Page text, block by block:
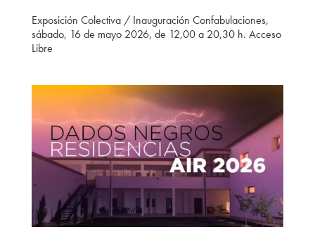
Exposición Colectiva / Inauguración Confabulaciones,
sábado, 16 de mayo 2026, de 12,00 a 20,30 h. Acceso
Libre